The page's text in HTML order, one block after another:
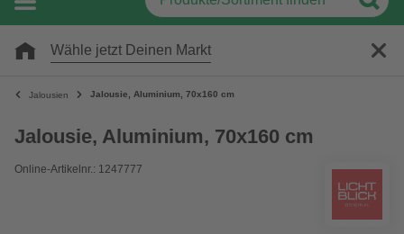
Wähle jetzt Deinen Markt
Jalousien Jalousie, Aluminium, 70x160 cm
Jalousie, Aluminium, 70x160 cm
Online-Artikelnr.: 1247777